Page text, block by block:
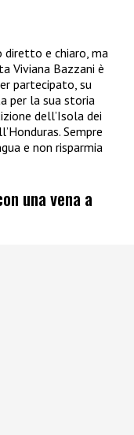
diretto e chiaro, ma
Viviana Bazzani è
partecipato, su
per la sua storia
dell’Isola dei
Sempre
e non risparmia
una vena a